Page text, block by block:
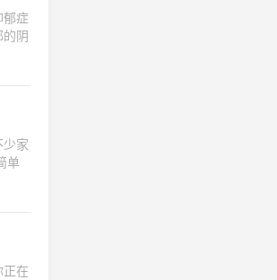
郁症
阴
少家
单
正在